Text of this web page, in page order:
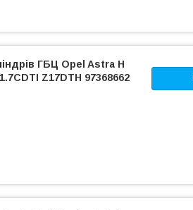
ГБЦ Opel Astra H
Z17DTH 97368662